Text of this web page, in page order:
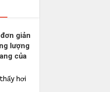
giản
lượng
của
hơi